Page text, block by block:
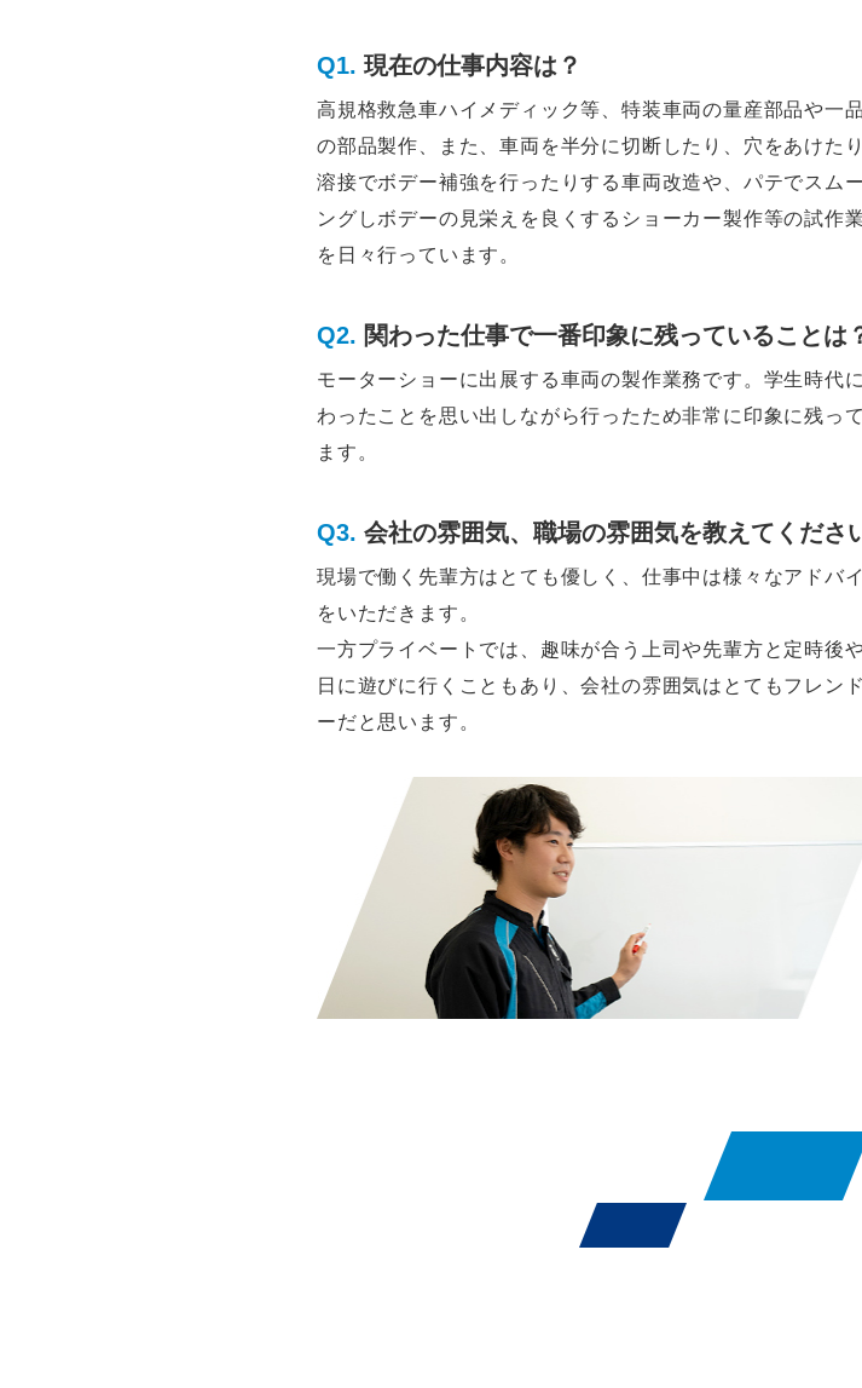
現在の仕事内容は？
高規格救急車ハイメディック等、特装車両の量産部品や一
の部品製作、また、車両を半分に切断したり、穴をあけたり
溶接でボデー補強を行ったりする車両改造や、パテでスム
ングしボデーの見栄えを良くするショーカー製作等の試作
を日々行っています。
関わった仕事で一番印象に残っていることは
モーターショーに出展する車両の製作業務です。学生時代
わったことを思い出しながら行ったため非常に印象に残っ
ます。
会社の雰囲気、職場の雰囲気を教えてくださ
現場で働く先輩方はとても優しく、仕事中は様々なアドバ
をいただきます。
一方プライベートでは、趣味が合う上司や先輩方と定時後
日に遊びに行くこともあり、会社の雰囲気はとてもフレン
ーだと思います。